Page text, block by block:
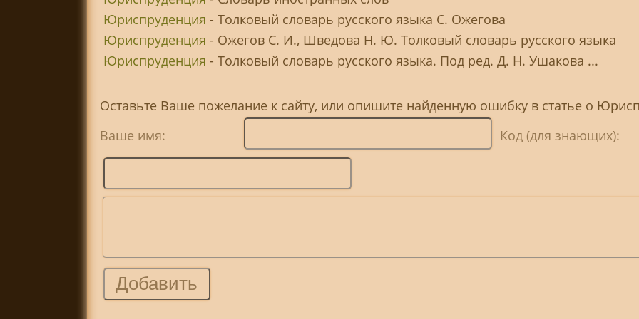
Юриспруденция - Толковый словарь русского языка С. Ожегова
Юриспруденция - Ожегов С. И., Шведова Н. Ю. Толковый словарь русского языка
Юриспруденция - Толковый словарь русского языка. Под ред. Д. Н. Ушакова ...
Оставьте Ваше пожелание к сайту, или опишите найденную ошибку в статье о
Ваше имя:
Код (для знающих):